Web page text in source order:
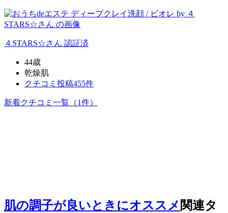
４STARS☆さん 認証済
44歳
乾燥肌
クチコミ投稿455件
新着クチコミ一覧 （1件）
肌の調子が良いときにオススメ 関連タ